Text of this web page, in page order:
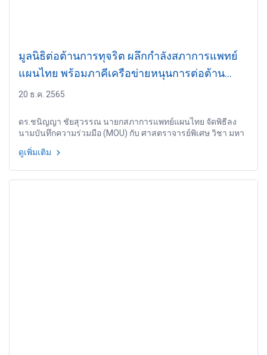
มูลนิธิต่อต้านการทุจริต ผลึกกำลังสภาการแพทย์
แผนไทย พร้อมภาคีเครือข่ายหนุนการต่อต้าน
ทุจริตเชิงรุกสู่ชุมชน
20 ธ.ค. 2565
ดร.ชนิญญา ชัยสุวรรณ นายกสภาการแพทย์แผนไทย จัดพิธีลง
นามบันทึกความร่วมมือ (MOU) กับ ศาสตราจารย์พิเศษ วิชา มหา
เพื่อเมืองและชุมชนยั่งยืน และ สมาคมศูนย์ข่าวเยาวชนไทย เพื่อ
ความเข้มแข็งด้านการต้านทุจริตผสานองค์ความรู้ด้านสมุนไพร
ดูเพิ่มเติม